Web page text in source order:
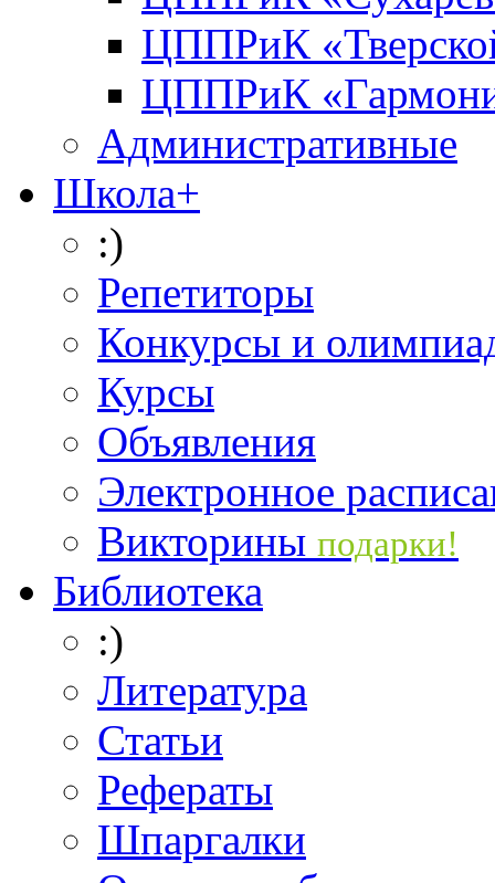
ЦППРиК
ЦППРиК
Административные
Школа+
:)
Репетиторы
Конкурсы и
Курсы
Объявления
Электронное
Викторины подарки!
Библиотека
:)
Литература
Статьи
Рефераты
Шпаргалки